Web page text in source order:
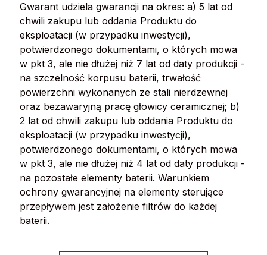
Gwarant udziela gwarancji na okres: a) 5 lat od
chwili zakupu lub oddania Produktu do
eksploatacji (w przypadku inwestycji),
potwierdzonego dokumentami, o których mowa
w pkt 3, ale nie dłużej niż 7 lat od daty produkcji -
na szczelność korpusu baterii, trwałość
powierzchni wykonanych ze stali nierdzewnej
oraz bezawaryjną pracę głowicy ceramicznej; b)
2 lat od chwili zakupu lub oddania Produktu do
eksploatacji (w przypadku inwestycji),
potwierdzonego dokumentami, o których mowa
w pkt 3, ale nie dłużej niż 4 lat od daty produkcji -
na pozostałe elementy baterii. Warunkiem
ochrony gwarancyjnej na elementy sterujące
przepływem jest założenie filtrów do każdej
baterii.